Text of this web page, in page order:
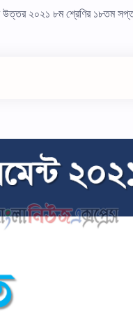
উত্তর ২০২১ ৮ম শ্রেণির ১৮তম